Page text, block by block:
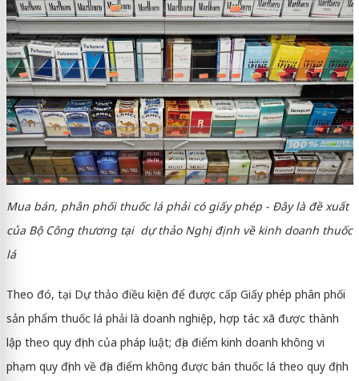
Mua bán, phân phối thuốc lá phải có giấy phép - Đây là đề xuất
của Bộ Công thương tại dự thảo Nghị định về kinh doanh thuốc
lá
Theo đó, tại Dự thảo điều kiện để được cấp Giấy phép phân phối
sản phẩm thuốc lá phải là doanh nghiệp, hợp tác xã được thành
lập theo quy định của pháp luật; địa điểm kinh doanh không vi
phạm quy định về địa điểm không được bán thuốc lá theo quy định